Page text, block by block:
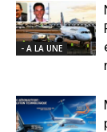
- A LA UNE